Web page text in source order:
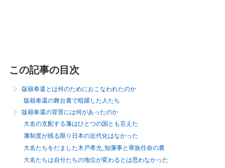
この記事の目次
版籍奉還とは何のためにおこなわれたのか
版籍奉還の舞台裏で暗躍した人たち
版籍奉還の背景には何があったのか
大名の支配する藩はひとつの国とも言えた
藩制度が残る限り日本の近代化はなかった
大名たちをだました木戸孝允_知藩事と華族任命の裏
大名たちは自分たちの地位が変わるとは思わなかった